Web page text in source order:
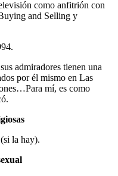
como anfitrión con
and Selling y
admiradores tienen una
por él mismo en Las
mí, es como
la hay).